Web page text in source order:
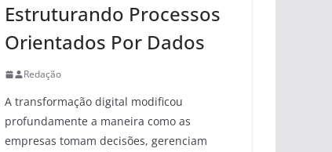
Estruturando Processos
Orientados Por Dados
Redação
A transformação digital modificou
profundamente a maneira como as
empresas tomam decisões, gerenciam